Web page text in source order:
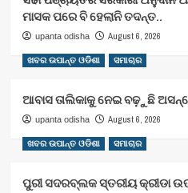
ମାସକ ପରେ ବି ହେଲାନି ତଦନ୍ତ..
upanta odisha August 6, 2026
ଖବର ଉପାନ୍ତ ଓଡିଶା ସମାଚାର
ଆବାସ ତାଲିକାକୁ ନେଇ ବଢ଼ୁଛି
upanta odisha August 6, 2026
ଖବର ଉପାନ୍ତ ଓଡିଶା ସମାଚାର
ପୁରୀ ସଦରବ୍ଲକ ସ୍ତରୀୟ କ୍ରୀଡା